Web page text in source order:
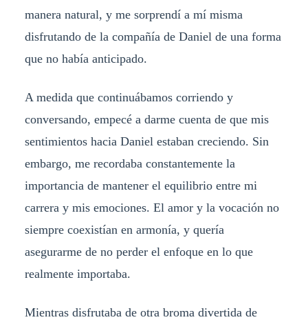
manera natural, y me sorprendí a mí misma
disfrutando de la compañía de Daniel de una forma
que no había anticipado.
A medida que continuábamos corriendo y
conversando, empecé a darme cuenta de que mis
sentimientos hacia Daniel estaban creciendo. Sin
embargo, me recordaba constantemente la
importancia de mantener el equilibrio entre mi
carrera y mis emociones. El amor y la vocación no
siempre coexistían en armonía, y quería
asegurarme de no perder el enfoque en lo que
realmente importaba.
Mientras disfrutaba de otra broma divertida de